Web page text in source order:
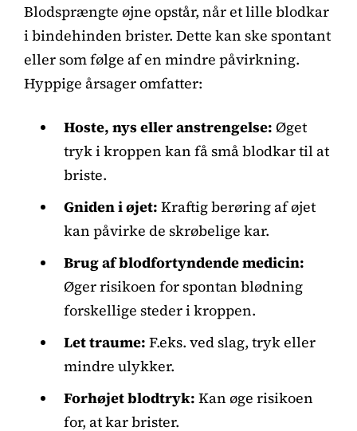
Blodsprængte øjne opstår, når et lille blodkar
i bindehinden brister. Dette kan ske spontant
eller som følge af en mindre påvirkning.
Hyppige årsager omfatter:
Hoste, nys eller anstrengelse: Øget
tryk i kroppen kan få små blodkar til at
briste.
Gniden i øjet: Kraftig berøring af øjet
kan påvirke de skrøbelige kar.
Brug af blodfortyndende medicin:
Øger risikoen for spontan blødning
forskellige steder i kroppen.
Let traume: F.eks. ved slag, tryk eller
mindre ulykker.
Forhøjet blodtryk: Kan øge risikoen
for, at kar brister.